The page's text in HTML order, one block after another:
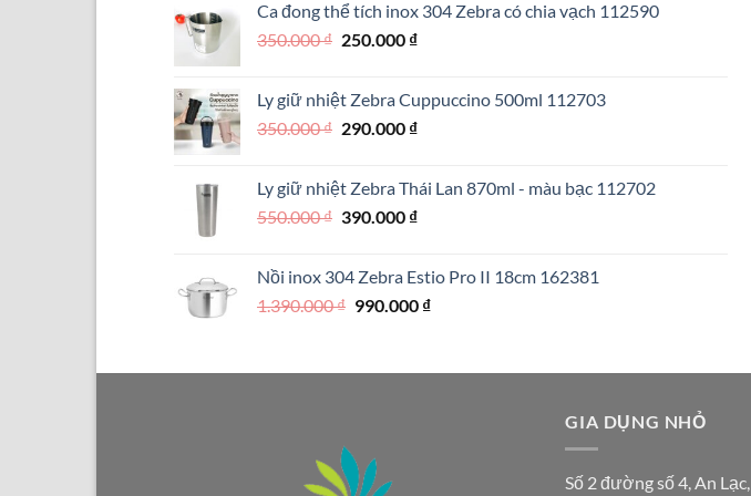
890.000 ₫.là:
550.000 ₫.
Ca đong thể tích inox 304 Zebra có chia vạch 112590
350.000₫ Giá
350.000 ₫.
250.000 ₫Giá
là:
250.000 ₫.
Ly giữ nhiệt Zebra Cuppuccino 500ml 112703
350.000₫ Giá
350.000 ₫.
290.000 ₫Giá
là:
290.000 ₫.
Ly giữ nhiệt Zebra Thái Lan 870ml - màu bạc 112702
550.000₫ Giá
550.000 ₫.
390.000 ₫Giá
là:
390.000 ₫.
Nồi inox 304 Zebra Estio Pro II 18cm 162381
1.390.000₫ Giá
1.390.000 ₫.
990.000 ₫Giá
là:
GIA DỤNG NHỎ
Số 2 đường số 4, An Lạc,